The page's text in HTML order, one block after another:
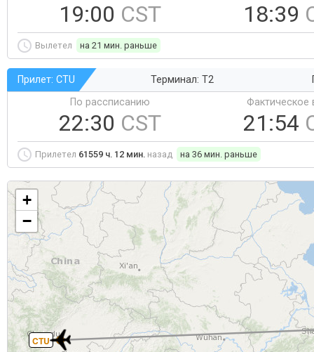
19:00 CST 18:39
Вылетел на 21 мин. раньше
Прилет: CTU Терминал: T2
По рассписанию
22:30 CST
Фактическое
21:54
Прилетел 61559 ч. 12 мин. назад на 36 мин. раньше
CTU
+
−